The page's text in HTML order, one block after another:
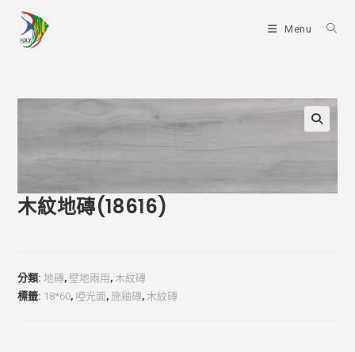
content
Menu
木紋地磚(18616)
分類: 地磚,壁地兩用 , 木紋磚
標籤: 18*60, 啞光面,施釉磚, 木紋磚